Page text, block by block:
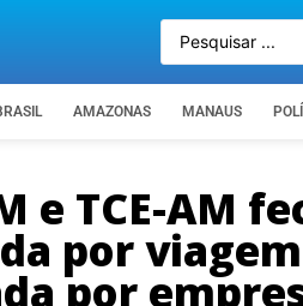
AMAZONAS MANAUS
e TCE-AM
por
por